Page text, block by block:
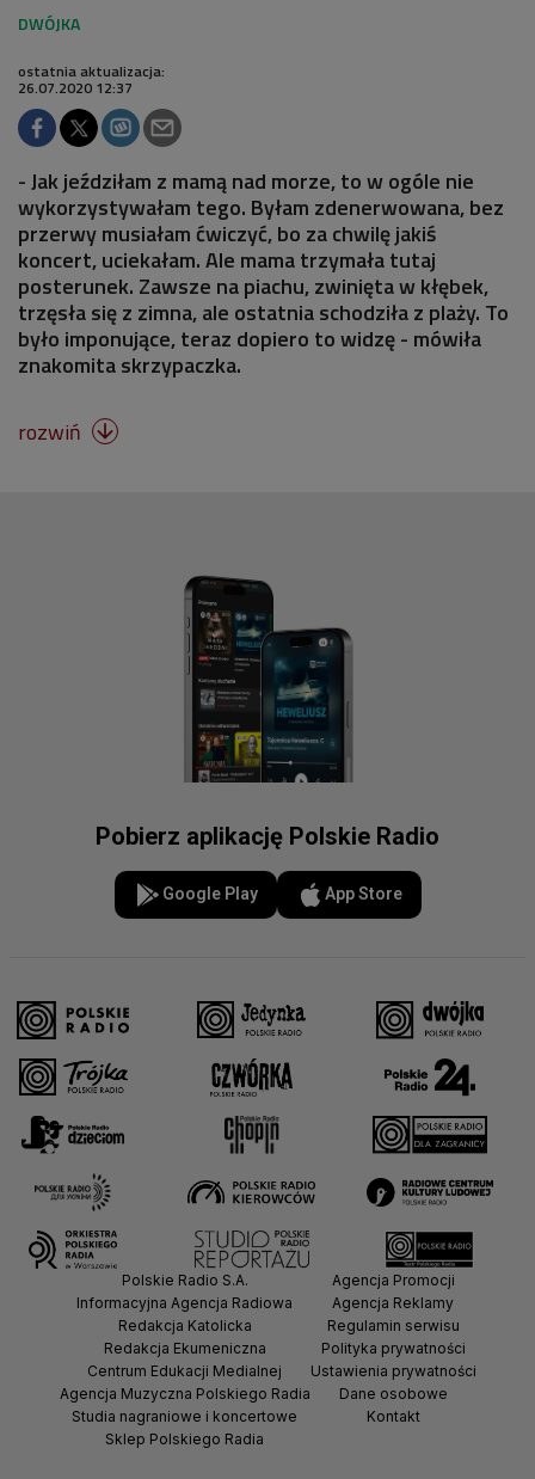
ostatnia aktualizacja:
26.07.2020 12:37
- Jak jeździłam z mamą nad morze, to w ogóle nie
wykorzystywałam tego. Byłam zdenerwowana, bez
przerwy musiałam ćwiczyć, bo za chwilę jakiś
koncert, uciekałam. Ale mama trzymała tutaj
posterunek. Zawsze na piachu, zwinięta w kłębek,
trzęsła się z zimna, ale ostatnia schodziła z plaży. To
było imponujące, teraz dopiero to widzę - mówiła
znakomita skrzypaczka.
rozwiń 
Pobierz aplikację Polskie Radio
Google Play App Store
Polskie Radio S.A.
Informacyjna Agencja Radiowa
Redakcja Katolicka
Redakcja Ekumeniczna
Centrum Edukacji Medialnej
Agencja Muzyczna Polskiego Radia
Studia nagraniowe i koncertowe
Sklep Polskiego Radia
Agencja Promocji
Agencja Reklamy
Regulamin serwisu
Polityka prywatności
Ustawienia prywatności
Dane osobowe
Kontakt